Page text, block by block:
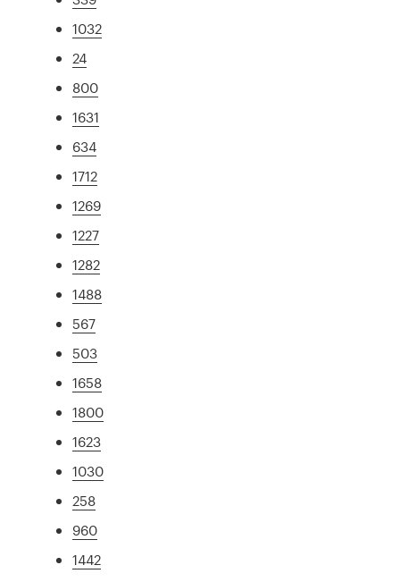
1032
24
800
1631
634
1712
1269
1227
1282
1488
567
503
1658
1800
1623
1030
258
960
1442